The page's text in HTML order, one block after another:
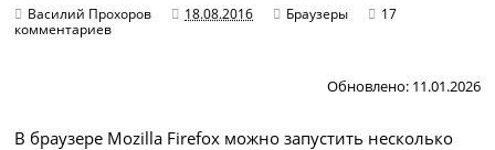
Василий Прохоров 18.08.2016 Браузеры
17
комментариев
Обновлено: 11.01.2026
В браузере Mozilla Firefox можно запустить несколько